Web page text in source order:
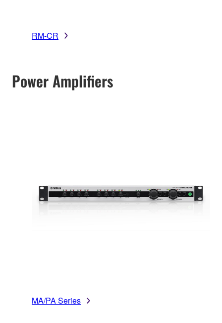
RM-CR
Power Amplifiers
MA/PA Series